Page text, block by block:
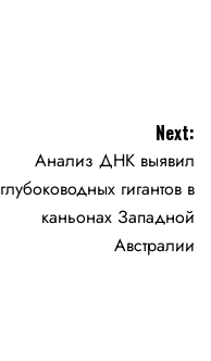
Next:
Анализ ДНК выявил
глубоководных гигантов в
каньонах Западной
Австралии